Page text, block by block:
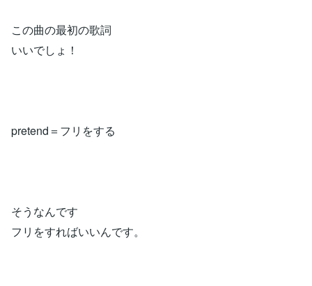
この曲の最初の歌詞
いいでしょ！
pretend＝フリをする
そうなんです
フリをすればいいんです。